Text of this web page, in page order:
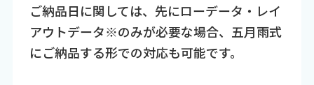
ご納品日に関しては、先にローデータ・レイ
アウトデータ※のみが必要な場合、五月雨式
にご納品する形での対応も可能です。